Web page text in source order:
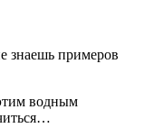
примеров
водным